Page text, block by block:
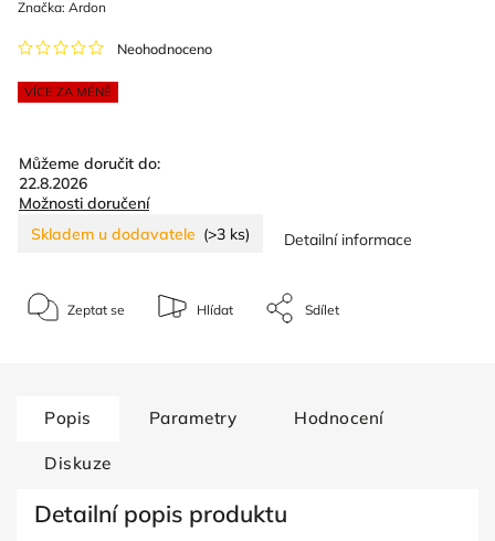
VÍCE ZA MÉNĚ
Neohodnoceno
Značka: Ardon
Můžeme doručit do:
22.8.2026
Možnosti doručení
Skladem u dodavatele (>3 ks) Detailní informace
Zeptat se Hlídat Sdílet
Popis Parametry Hodnocení
Diskuze
Detailní popis produktu